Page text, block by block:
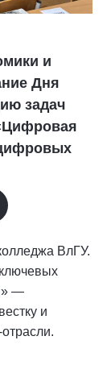
и
Дня
задач
ВлГУ.
—
и